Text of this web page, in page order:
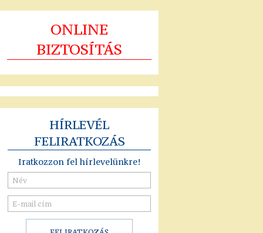
ONLINE
BIZTOSÍTÁS
HÍRLEVÉL
FELIRATKOZÁS
Iratkozzon fel hírlevelünkre!